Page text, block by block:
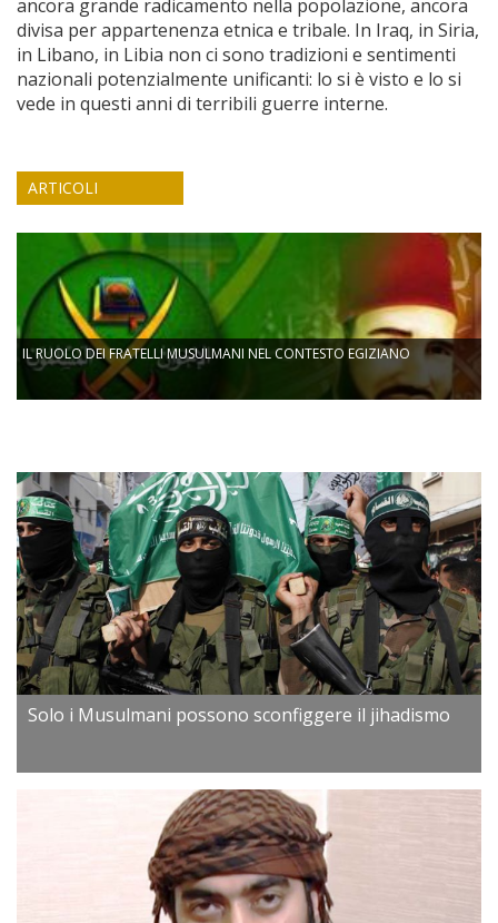
ancora grande radicamento nella popolazione, ancora
divisa per appartenenza etnica e tribale. In Iraq, in Siria,
in Libano, in Libia non ci sono tradizioni e sentimenti
nazionali potenzialmente unificanti: lo si è visto e lo si
vede in questi anni di terribili guerre interne.
ARTICOLI
IL RUOLO DEI FRATELLI MUSULMANI NEL CONTESTO EGIZIANO
Solo i Musulmani possono sconfiggere il jihadismo